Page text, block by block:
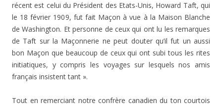
récent est celui du Président des Etats-Unis, Howard Taft, qui
le 18 février 1909, fut fait Maçon à vue à la Maison Blanche
de Washington. Et personne de ceux qui ont lu les remarques
de Taft sur la Maçonnerie ne peut douter qu’il fut un aussi
bon Maçon que beaucoup de ceux qui ont subi tous les rites
initiatiques, y compris les voyages sur lesquels nos amis
français insistent tant ».
Tout en remerciant notre confrère canadien du ton courtois